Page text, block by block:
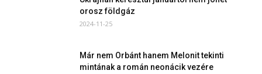
orosz földgáz
2024-11-25
Már nem Orbánt hanem Melonit tekinti
mintának a román neonácik vezére